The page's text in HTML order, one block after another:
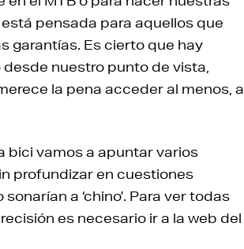
pensada para aquellos que
garantías. Es cierto que hay
nuestro punto de vista,
la pena acceder al menos, a
bici vamos a apuntar varios
profundizar en cuestiones
a ‘chino’. Para ver todas
es necesario ir a la web del